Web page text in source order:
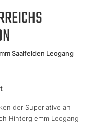
Saalfelden Leogang
der Superlative an
Hinterglemm Leogang